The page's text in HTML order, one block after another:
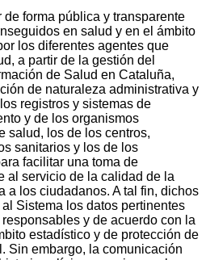
forma pública y transparente
en salud y en el ámbito
los diferentes agentes que
a partir de la gestión del
de Salud en Cataluña,
de naturaleza administrativa y
registros y sistemas de
y de los organismos
salud, los de los centros,
sanitarios y los de los
facilitar una toma de
al servicio de la calidad de la
a los ciudadanos. A tal fin, dichos
Sistema los datos pertinentes
y de acuerdo con la
estadístico y de protección de
Sin embargo, la comunicación